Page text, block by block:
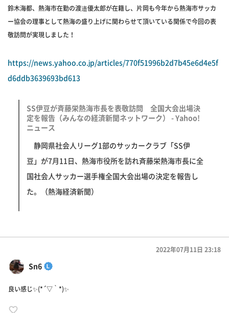
鈴木海都、熱海市在勤の渡邉優太郎が在籍し、片岡も今年から熱海市サッカ
ー協会の理事として熱海の盛り上げに関わらせて頂いている関係で今回の表
敬訪問が実現しました！
https://news.yahoo.co.jp/articles/770f51996b2d7b45e6d4e5f
d6ddb3639693bd613
SS伊豆が斉藤栄熱海市長を表敬訪問 全国大会出場決
定を報告（みんなの経済新聞ネットワーク） - Yahoo!
ニュース
静岡県社会人リーグ1部のサッカークラブ「SS伊
豆」が7月11日、熱海市役所を訪れ斉藤栄熱海市長に全
国社会人サッカー選手権全国大会出場の決定を報告し
た。（熱海経済新聞）
Sn6
2022年07月11日 23:18
良い感じ✨(*´▽｀*)✨